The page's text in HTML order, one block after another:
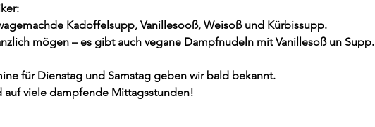
Kadoffelsupp, Vanillesooß, Weisoß und Kürbissupp.
mögen – es gibt auch vegane Dampfnudeln mit Vanillesoß un Supp.
für Dienstag und Samstag geben wir bald bekannt.
auf viele dampfende Mittagsstunden!